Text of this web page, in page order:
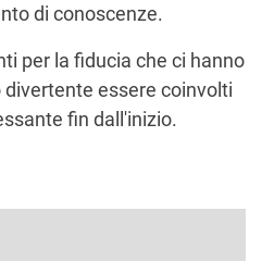
di conoscenze.
per la fiducia che ci hanno
essere coinvolti
fin dall'inizio.